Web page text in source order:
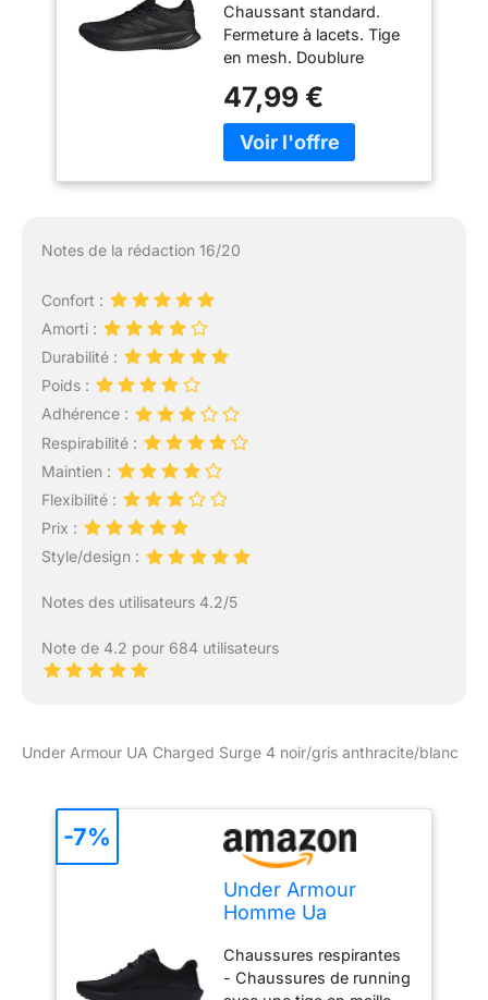
Core Black/Core
Black/Core Black,
46 EU
Chaussant standard.
Fermeture à lacets. Tige
en mesh. Doublure
propreté OrthoLite.
Semelle intermédiaire
Cloudfoam. Poids : 304
avant-pied 23 mm).
47,99 €
Notes de la rédaction 16/20
Confort :
Amorti :
Durabilité :
Poids :
Adhérence :
Respirabilité :
Maintien :
Flexibilité :
Prix :
Style/design :
Notes des utilisateurs 4.2/5
Note de 4.2 pour 684 utilisateurs
Under Armour UA Charged Surge 4 noir/gris anthracite/blanc
Under Armour
Homme Ua
Noir, 43 EU
Chaussures respirantes
- Chaussures de running
-7%